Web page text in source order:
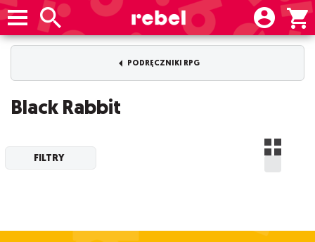
PODRĘCZNIKI RPG
Black Rabbit
FILTRY